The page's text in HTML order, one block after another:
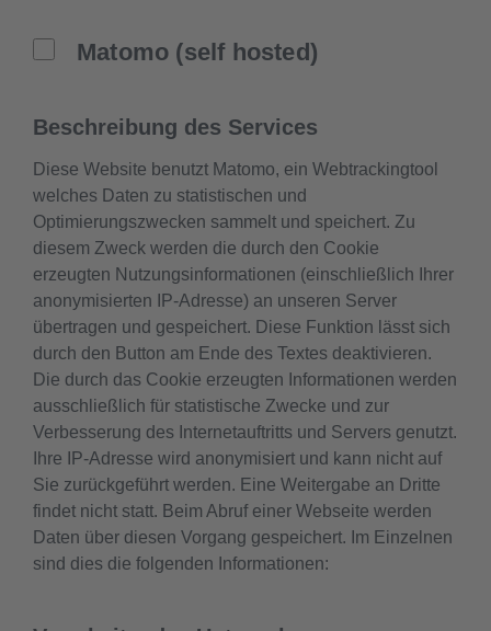
Matomo (self hosted)
Beschreibung des Services
Diese Website benutzt Matomo, ein Webtrackingtool
welches Daten zu statistischen und
Optimierungszwecken sammelt und speichert. Zu
diesem Zweck werden die durch den Cookie
erzeugten Nutzungsinformationen (einschließlich Ihrer
anonymisierten IP-Adresse) an unseren Server
übertragen und gespeichert. Diese Funktion lässt sich
durch den Button am Ende des Textes deaktivieren.
Die durch das Cookie erzeugten Informationen werden
ausschließlich für statistische Zwecke und zur
Verbesserung des Internetauftritts und Servers genutzt.
Ihre IP-Adresse wird anonymisiert und kann nicht auf
Sie zurückgeführt werden. Eine Weitergabe an Dritte
findet nicht statt. Beim Abruf einer Webseite werden
Daten über diesen Vorgang gespeichert. Im Einzelnen
sind dies die folgenden Informationen: